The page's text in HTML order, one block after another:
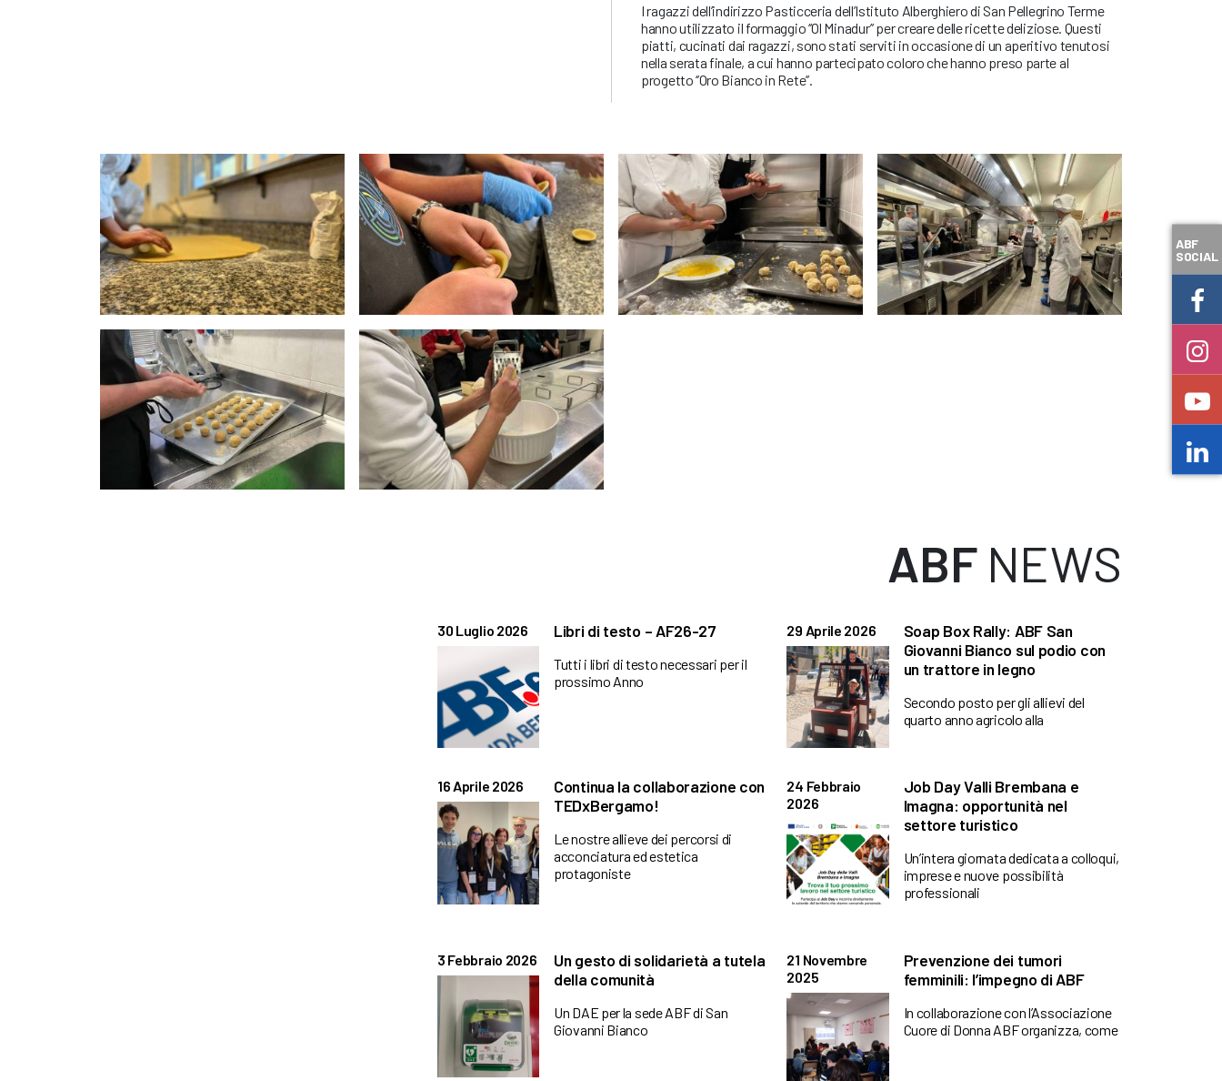
I ragazzi dell’indirizzo Pasticceria dell’Istituto Alberghiero di San Pellegrino Terme
hanno utilizzato il formaggio ‘’Ol Minadur’’ per creare delle ricette deliziose. Questi
piatti, cucinati dai ragazzi, sono stati serviti in occasione di un aperitivo tenutosi
nella serata finale, a cui hanno partecipato coloro che hanno preso parte al
progetto ‘’Oro Bianco in Rete’’.
ABFNEWS
30 Luglio 2026 Libri di testo – AF26-27
Tutti i libri di testo necessari per il
prossimo Anno
29 Aprile 2026
Soap Box Rally: ABF San
Giovanni Bianco sul podio con
un trattore in legno
Secondo posto per gli allievi del
quarto anno agricolo alla
16 Aprile 2026
Continua la collaborazione con
TEDxBergamo!
Le nostre allieve dei percorsi di
acconciatura ed estetica
protagoniste
24 Febbraio
2026
Job Day Valli Brembana e
Imagna: opportunità nel
settore turistico
Un’intera giornata dedicata a colloqui,
imprese e nuove possibilità
professionali
3 Febbraio 2026
Un gesto di solidarietà a tutela
della comunità
Un DAE per la sede ABF di San
Giovanni Bianco
21 Novembre
2025
Prevenzione dei tumori
femminili: l’impegno di ABF
In collaborazione con l’Associazione
Cuore di Donna ABF organizza, come
ABF
SOCIAL